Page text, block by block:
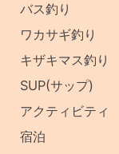
バス釣り
ワカサギ釣り
キザキマス釣り
SUP(サップ)
アクティビティ
宿泊